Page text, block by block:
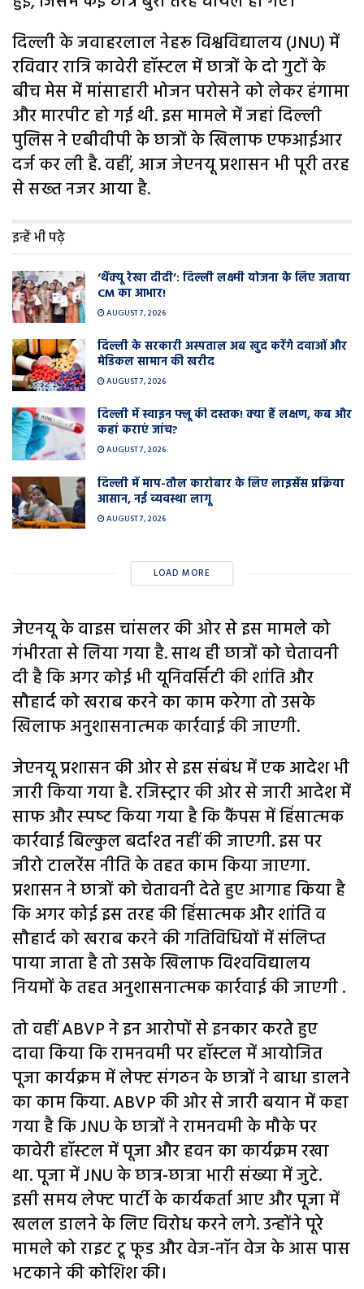
दिल्ली के जवाहरलाल नेहरू विश्वविद्यालय (JNU) में
रविवार रात्र‍ि कावेरी हॉस्‍टल में छात्रों के दो गुटों के
बीच मेस में मांसाहारी भोजन परोसने को लेकर हंगामा
और मारपीट हो गई थी. इस मामले में जहां द‍िल्‍ली
पुलिस ने एबीवीपी के छात्रों के ख‍िलाफ एफआईआर
दर्ज कर ली है. वहीं, आज जेएनयू प्रशासन भी पूरी तरह
से सख्‍त नजर आया है.
इन्हें भी पढ़े
‘थैंक्यू रेखा दीदी’: दिल्ली लक्ष्मी योजना के लिए जताया
CM का आभार!
AUGUST 7, 2026
दिल्ली के सरकारी अस्पताल अब खुद करेंगे दवाओं और
मेडिकल सामान की खरीद
AUGUST 7, 2026
दिल्ली में स्वाइन फ्लू की दस्तक! क्या हैं लक्षण, कब और
कहां कराएं जांच?
AUGUST 7, 2026
दिल्ली में माप-तौल कारोबार के लिए लाइसेंस प्रक्रिया
आसान, नई व्यवस्था लागू
AUGUST 7, 2026
LOAD MORE
जेएनयू के वाइस चांसलर की ओर से इस मामले को
गंभीरता से ल‍िया गया है. साथ ही छात्रों को चेतावनी
दी है क‍ि अगर कोई भी यून‍िवर्स‍िटी की शांत‍ि और
सौहार्द को खराब करने का काम करेगा तो उसके
खिलाफ अनुशासनात्‍मक कार्रवाई की जाएगी.
जेएनयू प्रशासन की ओर से इस संबंध में एक आदेश भी
जारी क‍िया गया है. रज‍िस्‍ट्रार की ओर से जारी आदेश में
साफ और स्‍पष्‍ट क‍िया गया है क‍ि कैंपस में ह‍िंसात्‍मक
कार्रवाई ब‍िल्‍कुल बर्दाश्‍त नहीं की जाएगी. इस पर
जीरो टालरेंस नीत‍ि के तहत काम क‍िया जाएगा.
प्रशासन ने छात्रों को चेतावनी देते हुए आगाह क‍िया है
क‍ि अगर कोई इस तरह की ह‍िंसात्‍मक और शांत‍ि व
सौहार्द को खराब करने की गत‍िव‍िध‍ियों में संल‍िप्‍त
पाया जाता है तो उसके ख‍िलाफ व‍िश्‍वव‍िद्यालय
न‍ियमों के तहत अनुशासनात्‍मक कार्रवाई की जाएगी .
तो वहीं ABVP ने इन आरोपों से इनकार करते हुए
दावा किया कि रामनवमी पर हॉस्टल में आयोजित
पूजा कार्यक्रम में लेफ्ट संगठन के छात्रों ने बाधा डालने
का काम किया. ABVP की ओर से जारी बयान में कहा
गया है कि JNU के छात्रों ने रामनवमी के मौके पर
कावेरी हॉस्टल में पूजा और हवन का कार्यक्रम रखा
था. पूजा में JNU के छात्र-छात्रा भारी संख्या में जुटे.
इसी समय लेफ्ट पार्टी के कार्यकर्ता आए और पूजा में
खलल डालने के लिए विरोध करने लगे. उन्होंने पूरे
मामले को राइट टू फूड और वेज-नॉन वेज के आस पास
भटकाने की कोशिश की।